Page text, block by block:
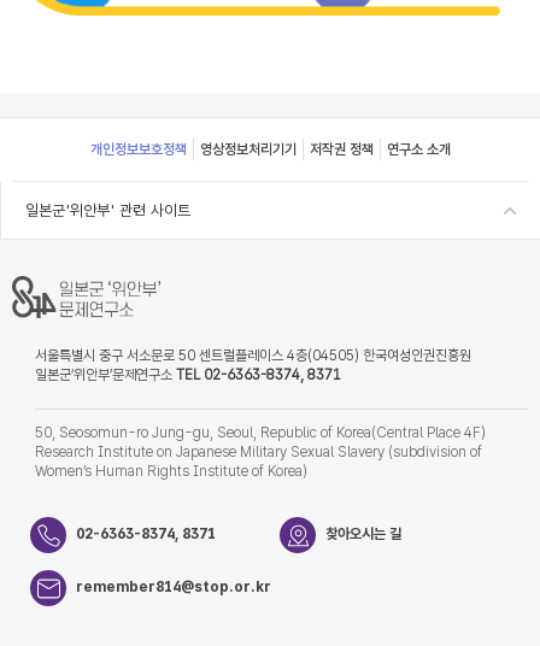
Footer
개인정보보호정책 영상정보처리기기 저작권 정책 연구소 소개
일본군'위안부' 관련 사이트
서울특별시 중구 서소문로 50 센트럴플레이스 4층(04505) 한국여성인권진흥원
일본군‘위안부’문제연구소 TEL 02-6363-8374, 8371
50, Seosomun-ro Jung-gu, Seoul, Republic of Korea(Central Place 4F)
Research Institute on Japanese Military Sexual Slavery (subdivision of
Women’s Human Rights Institute of Korea)
02-6363-8374, 8371 찾아오시는 길
remember814@stop.or.kr